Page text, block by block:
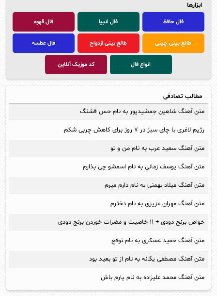
ابزارها
فال حافظ فال انبیا فال قهوه
طالع بینی چینی طالع بینی ازدواج فال عطسه
انواع فال کد موزیک آنلاین
مطالب تصادفی
متن آهنگ شاهین جمشیدپور به نام حس قشنگ
رژیم لاغری با چای سبز در ۷ روز برای کاهش چربی شکم
متن آهنگ سعید عرب به نام من و تو
متن آهنگ یوسف زمانی به نام اسمشو چی بذارم
متن آهنگ میلاد بهمنی به نام دارم میرم
متن آهنگ مهران عزیزی به نام دخترم
خواص برنج دودی + ۱۱ خاصیت و مضرات خوردن برنج دودی
متن آهنگ حمید عسکری به نام توقع
متن آهنگ مصطفی یگانه به نام از تو بعید بود
متن آهنگ محمد علیزاده به نام یارم باش